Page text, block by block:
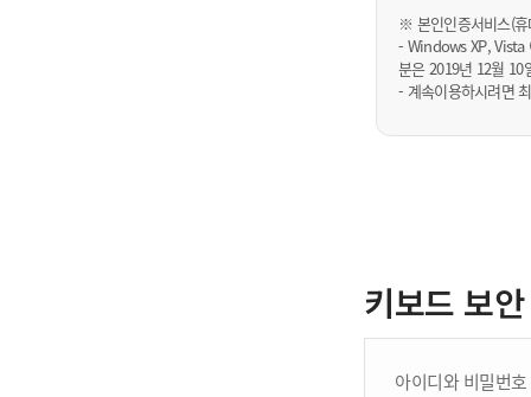
※ 본인인증서비스(
- Windows XP, Vista
분은 2019년 12월 10
- 계속이용하시려면
키보드 보
아이디와 비밀번